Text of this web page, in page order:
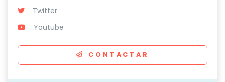
Twitter
Youtube
CONTACTAR